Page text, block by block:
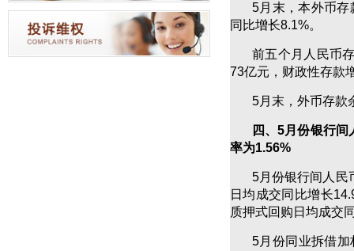
5月末，本外币存
同比增长8.1%。
前五个月人民币
73亿元，财政性存款
5月末，外币存款
四、5月份银行
率为1.56%
5月份银行间人民
日均成交同比增长
质押式回购日均成交
5月份同业拆借